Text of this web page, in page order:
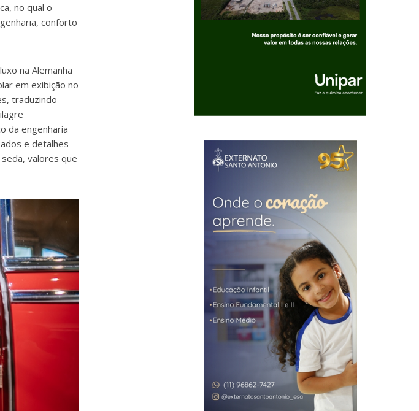
no qual o
conforto
na Alemanha
em exibição no
traduzindo
da engenharia
e detalhes
valores que